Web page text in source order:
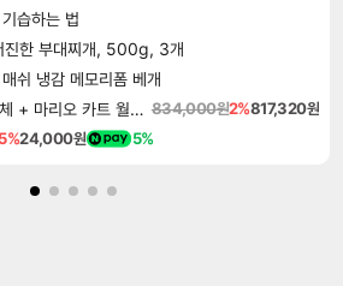
습하는 법
진한 부대찌개, 500g, 3개
쉬 냉감 메모리폼 베개
닌텐도 스위치 2 본체 + 마리오 카트 월드 + 포켓몬 포코피아 번들 834,000원2%817,320원
24,000원 5%